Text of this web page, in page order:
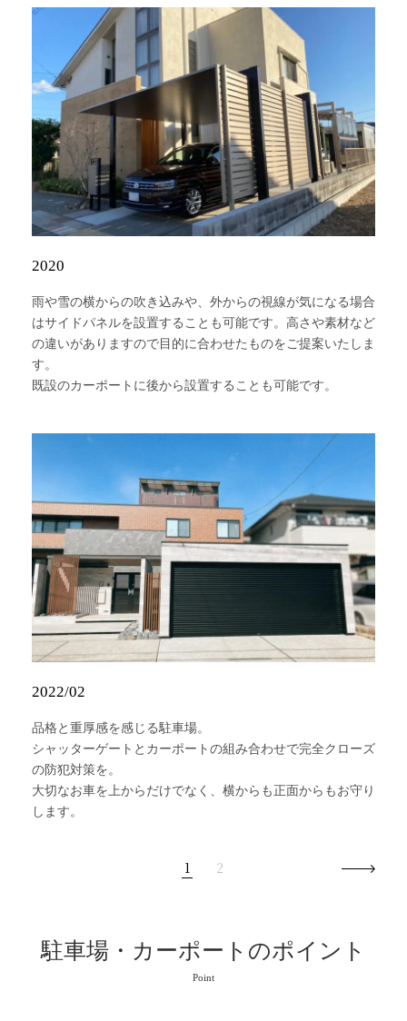
2020
雨や雪の横からの吹き込みや、外からの視線が気になる場合
はサイドパネルを設置することも可能です。高さや素材など
の違いがありますので目的に合わせたものをご提案いたしま
す。
既設のカーポートに後から設置することも可能です。
2022/02
品格と重厚感を感じる駐車場。
シャッターゲートとカーポートの組み合わせで完全クローズ
の防犯対策を。
大切なお車を上からだけでなく、横からも正面からもお守り
します。
1 2
駐車場・カーポートのポイント
Point